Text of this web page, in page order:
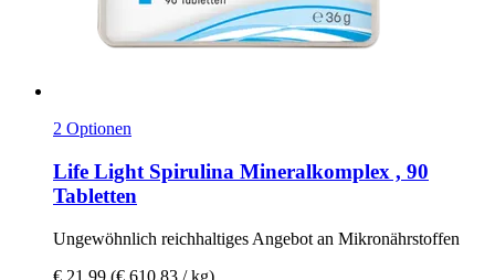
2 Optionen
Life Light Spirulina Mineralkomplex , 90
Tabletten
Ungewöhnlich reichhaltiges Angebot an Mikronährstoffen
€ 21,99 (€ 610,83 / kg)